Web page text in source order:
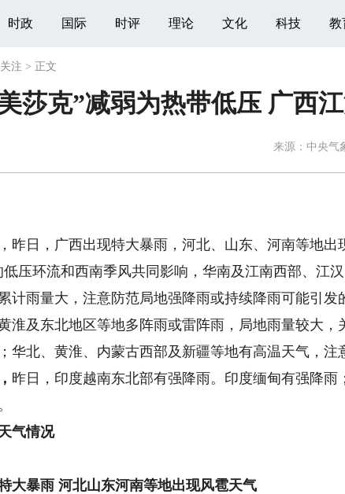
时政 国际 时评 理论 文化 科技 教
注 > 正文
莎克”减弱为热带低压 广西
来源： 中央气
，昨日，广西出现特大暴雨，河北、山东、河南等地出
低压环流和西南季风共同影响，华南及江南西部、江
计雨量大，注意防范局地强降雨或持续降雨可能引发
淮及东北地区等地多阵雨或雷阵雨，局地雨量较大
华北、黄淮、内蒙古西部及新疆等地有高温天气，注
昨日，印度越南东北部有强降雨。印度缅甸有强降
气情况
大暴雨 河北山东河南等地出现风雹天气